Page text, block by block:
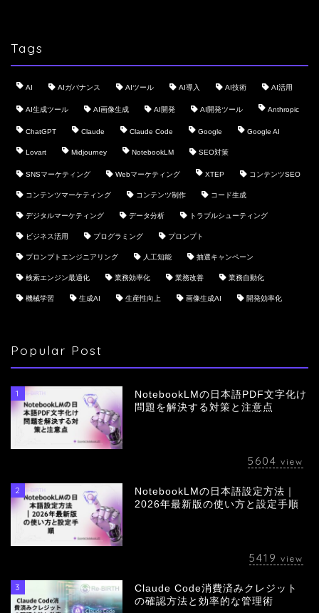
Tags
AI AIガバナンス AIツール AI導入 AI技術 AI活用
AI生成ツール AI画像生成 AI開発 AI開発ツール Anthropic
ChatGPT Claude Claude Code Google Google AI
Lovart Midjourney NotebookLM SEO対策
SNSマーケティング Webマーケティング XTEP コンテンツSEO
コンテンツマーケティング コンテンツ制作 コード生成
デジタルマーケティング データ分析 トラブルシューティング
ビジネス活用 プログラミング プロンプト
プロンプトエンジニアリング 人工知能 抽選キャンペーン
検索エンジン最適化 業務効率化 業務改善 業務自動化
機械学習 生成AI 生産性向上 画像生成AI 開発効率化
Popular Post
1
NotebookLMの日本語PDF文字化け
問題を解決する対策と注意点
5604 view
2
NotebookLMの日本語設定方法｜
2026年最新版の使い方と設定手順
5419 view
3
Claude Code消費済みクレジット
の確認方法と効率的な管理術
会社概要
採用情報